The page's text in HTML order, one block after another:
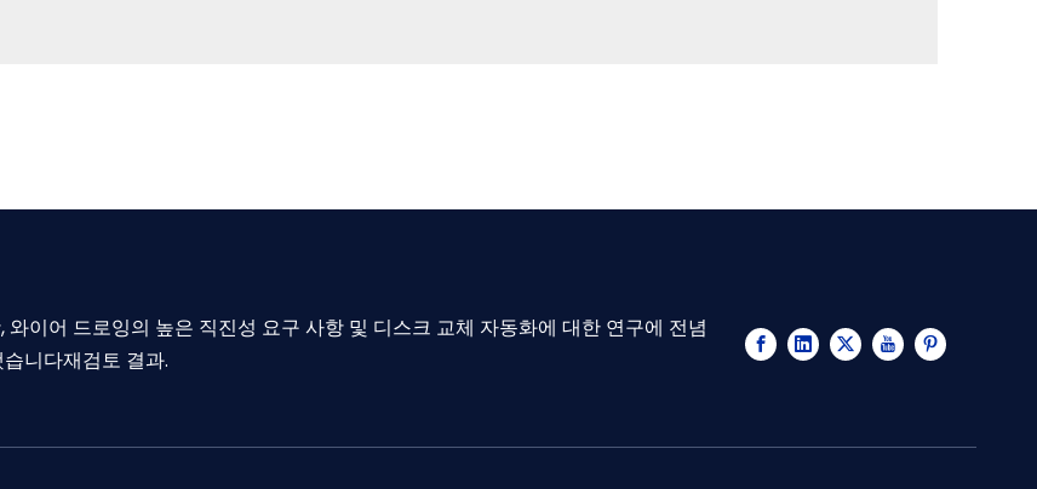
와이어 드로잉의 높은 직진성 요구 사항 및 디스크 교체 자동화에 대한 연구에 전념
습니다재검토 결과.